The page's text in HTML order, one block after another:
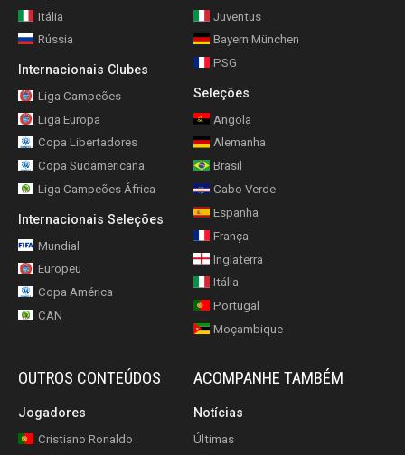
Itália
Rússia
Internacionais Clubes
Liga Campeões
Liga Europa
Copa Libertadores
Copa Sudamericana
Liga Campeões África
Internacionais Seleções
Mundial
Europeu
Copa América
CAN
Juventus
Bayern München
PSG
Seleções
Angola
Alemanha
Brasil
Cabo Verde
Espanha
França
Inglaterra
Itália
Portugal
Moçambique
OUTROS CONTEÚDOS
Jogadores
Cristiano Ronaldo
ACOMPANHE TAMBÉM
Notícias
Últimas